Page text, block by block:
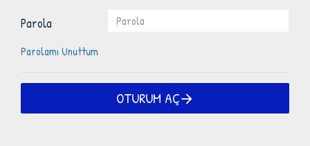
Parola
Parolamı Unuttum
OTURUM AÇ